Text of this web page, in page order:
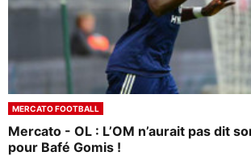
MERCATO FOOTBALL
Mercato - OL : L’OM n’aurait pas dit
pour Bafé Gomis !